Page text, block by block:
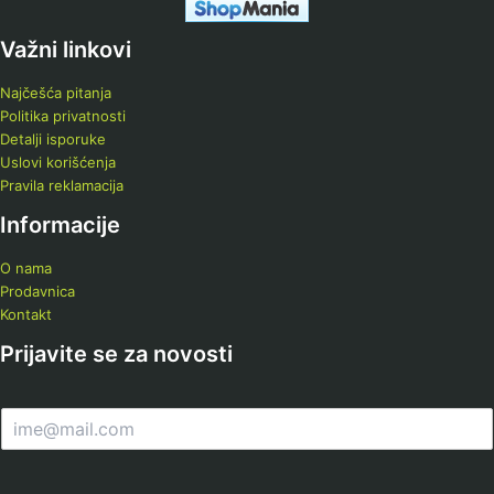
Važni linkovi
Najčešća pitanja
Politika privatnosti
Detalji isporuke
Uslovi korišćenja
Pravila reklamacija
Informacije
O nama
Prodavnica
Kontakt
Prijavite se za novosti
m